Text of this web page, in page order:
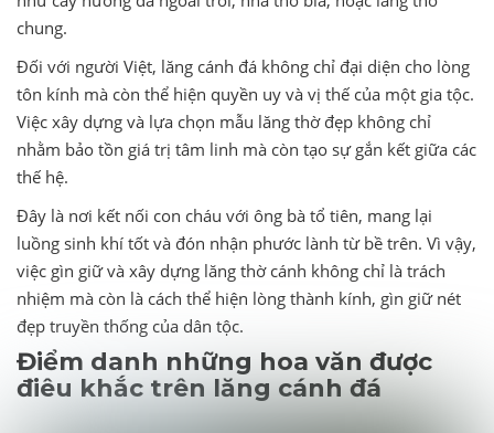
chung.
Đối với người Việt, lăng cánh đá không chỉ đại diện cho lòng
tôn kính mà còn thể hiện quyền uy và vị thế của một gia tộc.
Việc xây dựng và lựa chọn mẫu lăng thờ đẹp không chỉ
nhằm bảo tồn giá trị tâm linh mà còn tạo sự gắn kết giữa các
thế hệ.
Đây là nơi kết nối con cháu với ông bà tổ tiên, mang lại
luồng sinh khí tốt và đón nhận phước lành từ bề trên. Vì vậy,
việc gìn giữ và xây dựng lăng thờ cánh không chỉ là trách
nhiệm mà còn là cách thể hiện lòng thành kính, gìn giữ nét
đẹp truyền thống của dân tộc.
Điểm danh những hoa văn được
điêu khắc trên lăng cánh đá